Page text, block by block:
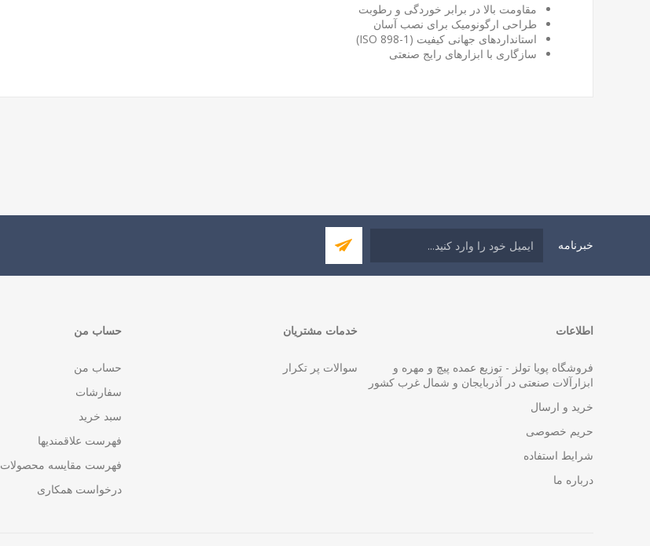
مقاومت بالا در برابر خوردگی و رطوبت
طراحی ارگونومیک برای نصب آسان
استانداردهای جهانی کیفیت (ISO 898-1)
سازگاری با ابزارهای رایج صنعتی
خبرنامه
اطلاعات
فروشگاه پویا تولز - توزیع عمده پیچ و مهره و
ابزارآلات صنعتی در آذربایجان و شمال غرب کشور
خرید و ارسال
حریم خصوصی
شرایط استفاده
درباره ما
خدمات مشتریان
سوالات پر تکرار
حساب من
حساب من
سفارشات
سبد خرید
فهرست علاقمندیها
فهرست مقایسه محصولات
درخواست همکاری